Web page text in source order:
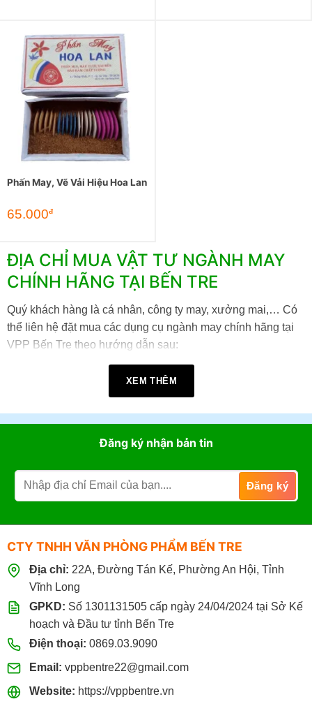
Phấn May, Vẽ Vải Hiệu Hoa Lan
65.000đ
ĐỊA CHỈ MUA VẬT TƯ NGÀNH MAY
CHÍNH HÃNG TẠI BẾN TRE
Quý khách hàng là cá nhân, công ty may, xưởng mai,… Có
thể liên hệ đặt mua các dụng cụ ngành may chính hãng tại
VPP Bến Tre theo hướng dẫn sau:
Long (TP. Bến Tre cũ).
07h30 - 17h30(Từ: Thứ 2 đến Thứ 7,
Chủ Nhật: Nghỉ)
Đặt mua online tại website https://vppbentre.vn
096.339.3566
XEM THÊM
Đăng ký nhận bản tin
CTY TNHH VĂN PHÒNG PHẨM BẾN TRE
Địa chỉ: 22A, Đường Tán Kế, Phường An Hội, Tỉnh
Vĩnh Long
GPKD: Số 1301131505 cấp ngày 24/04/2024 tại Sở Kế
hoạch và Đầu tư tỉnh Bến Tre
Điện thoại: 0869.03.9090
Email: vppbentre22@gmail.com
Website: https://vppbentre.vn